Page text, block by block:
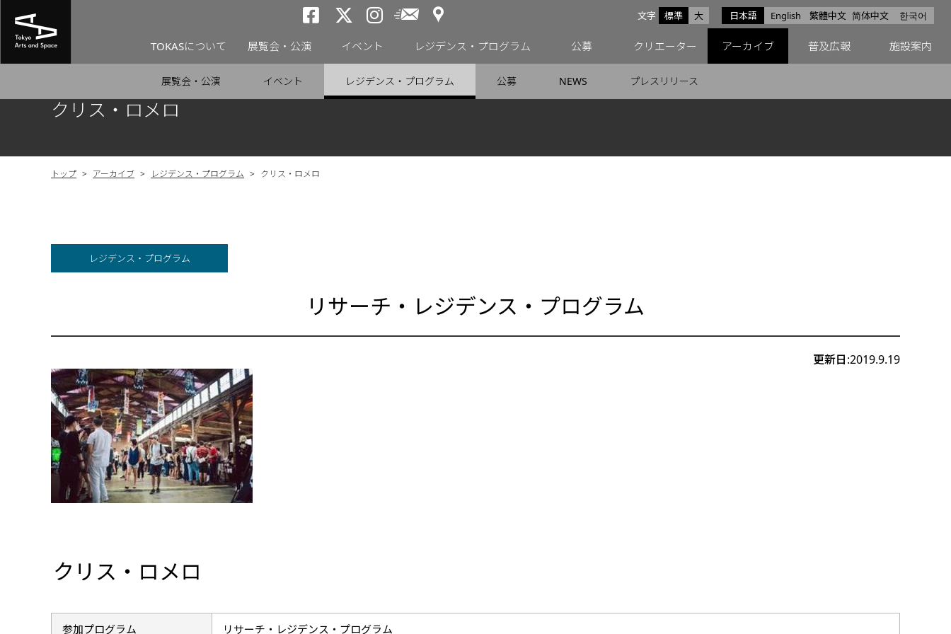
日本語 English 繁體中文 简体中文 한국어
文字サイズ
標準 大
トーキョーアーツアンドスペースfacebook
トーキョーアーツアンドスペースX
トーキョーアーツアンドスペースInstagram
メールニュース
アクセス
TOKASについて 展覧会・公演 イベント レジデンス・プログラム 公募 クリエーター アーカイブ 普及広報 施設案内
展覧会・公演 イベント レジデンス・プログラム 公募 NEWS プレスリリース
クリス・ロメロ
トップ > アーカイブ > レジデンス・プログラム > クリス・ロメロ
レジデンス・プログラム
リサーチ・レジデンス・プログラム
更新日:2019.9.19
クリス・ロメロ
参加プログラム リサーチ・レジデンス・プログラム